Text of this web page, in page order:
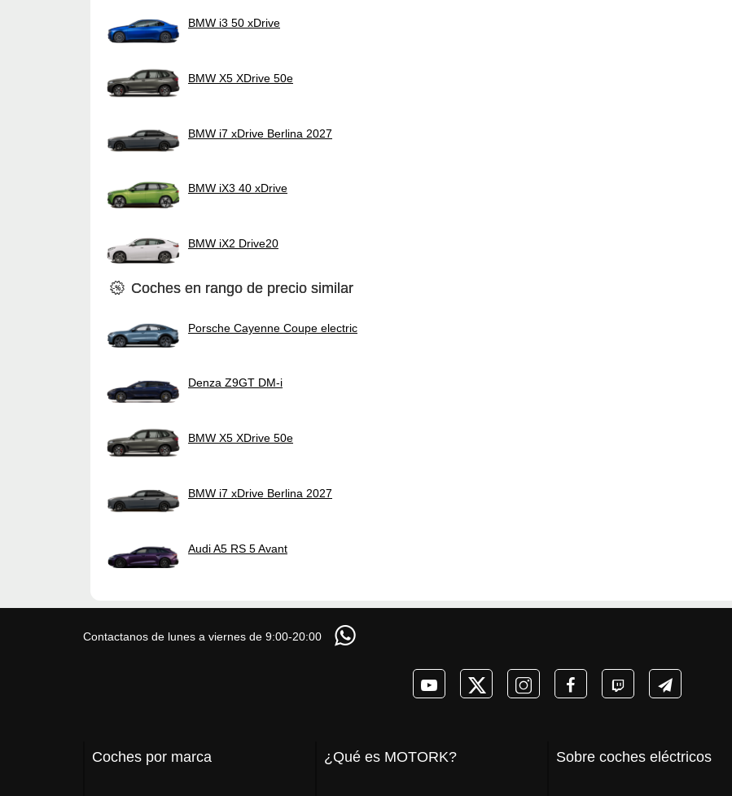
BMW i3 50 xDrive
BMW X5 XDrive 50e
BMW i7 xDrive Berlina 2027
BMW iX3 40 xDrive
BMW iX2 Drive20
Coches en rango de precio similar
Porsche Cayenne Coupe electric
Denza Z9GT DM-i
BMW X5 XDrive 50e
BMW i7 xDrive Berlina 2027
Audi A5 RS 5 Avant
Contactanos de lunes a viernes de 9:00-20:00
Coches por marca ¿Qué es MOTORK? Sobre coches eléctricos